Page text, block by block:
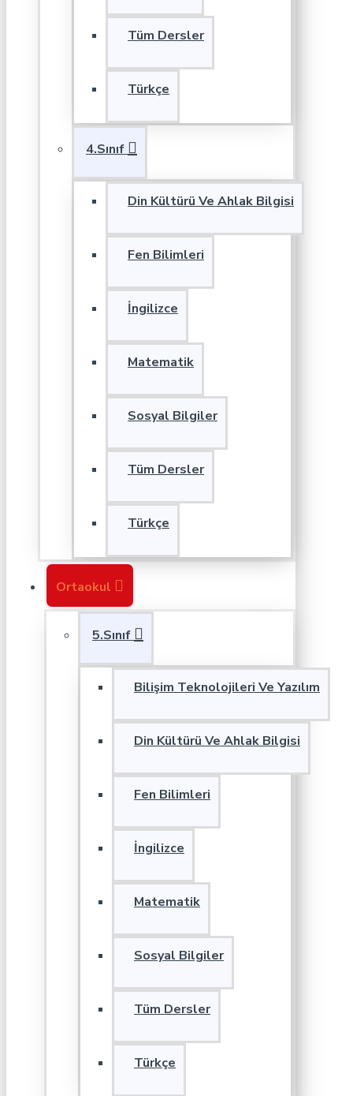
Tüm Dersler
Türkçe
4.Sınıf
Din Kültürü Ve Ahlak Bilgisi
Fen Bilimleri
İngilizce
Matematik
Sosyal Bilgiler
Tüm Dersler
Türkçe
Ortaokul
5.Sınıf
Bilişim Teknolojileri Ve Yazılım
Din Kültürü Ve Ahlak Bilgisi
Fen Bilimleri
İngilizce
Matematik
Sosyal Bilgiler
Tüm Dersler
Türkçe